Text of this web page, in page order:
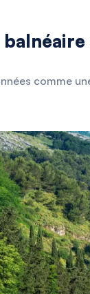
comme